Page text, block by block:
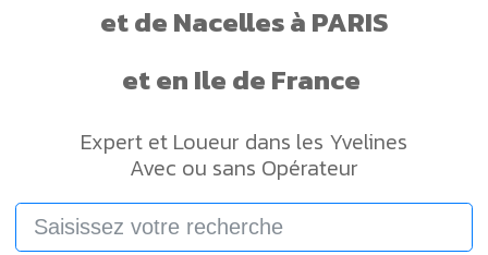
et deNacellesà PARIS
et en Ile de France
Expert et Loueur dans les Yvelines
Avec ou sans Opérateur